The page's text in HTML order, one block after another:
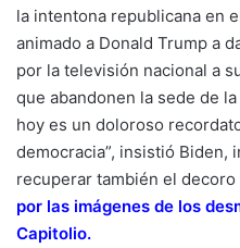
la intentona republicana en
animado a Donald Trump a
por la televisión nacional a
que abandonen la sede de
hoy es un doloroso
democracia”, insistió Biden,
recuperar también el decoro
por las imágenes de los
Capitolio.